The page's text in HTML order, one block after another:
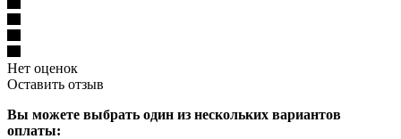
Нет оценок
Оставить отзыв
Вы можете выбрать один из нескольких вариантов
оплаты: